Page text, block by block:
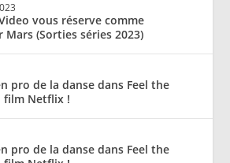
vous réserve comme
(Sorties séries 2023)
pro de la danse dans Feel the
film Netflix !
pro de la danse dans Feel the